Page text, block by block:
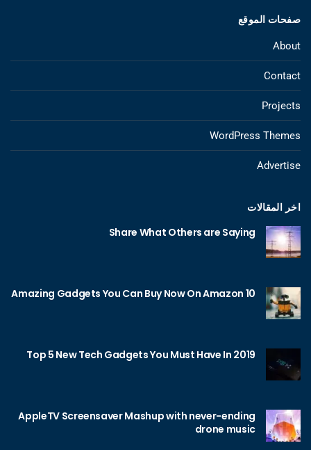
صفحات الموقع
About
Contact
Projects
WordPress Themes
Advertise
اخر المقالات
Share What Others are Saying
10 Amazing Gadgets You Can Buy Now On Amazon
Top 5 New Tech Gadgets You Must Have In 2019
AppleTV Screensaver Mashup with never-ending
drone music